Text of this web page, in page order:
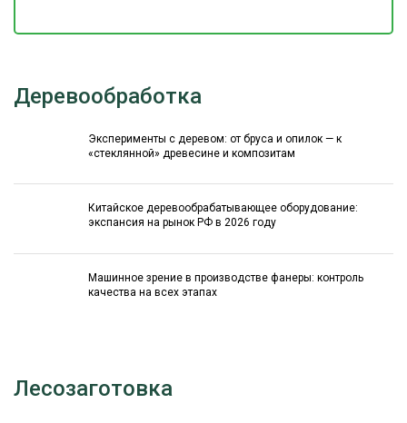
Деревообработка
Эксперименты с деревом: от бруса и опилок — к
«стеклянной» древесине и композитам
Китайское деревообрабатывающее оборудование:
экспансия на рынок РФ в 2026 году
Машинное зрение в производстве фанеры: контроль
качества на всех этапах
Лесозаготовка